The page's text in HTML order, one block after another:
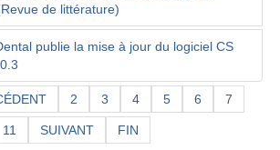
de littérature)
publie la mise à jour du logiciel CS
2 3 4 5 6 7
11 SUIVANT FIN